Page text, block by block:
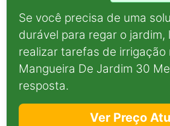
Se você precisa de uma
durável para regar o jardim,
realizar tarefas de irrigação
Mangueira De Jardim 30
resposta.
Ver Preço